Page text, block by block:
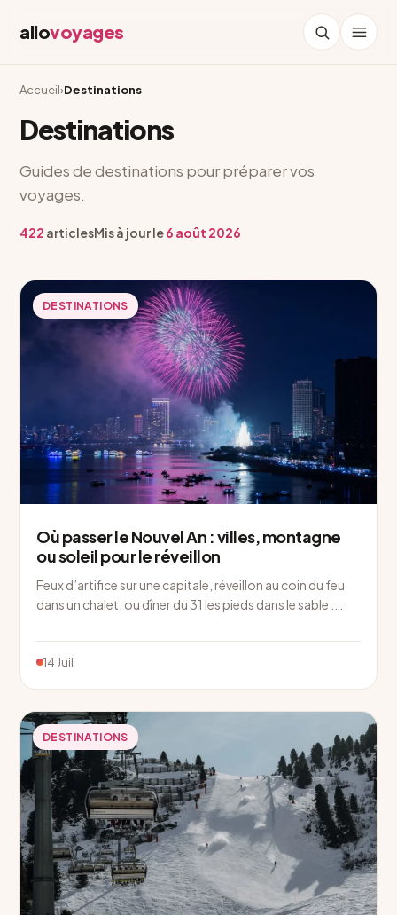
allovoyages
Accueil›Destinations
Destinations
Guides de destinations pour préparer vos
voyages.
422 articlesMis à jour le6 août 2026
DESTINATIONS
Où passer le Nouvel An : villes, montagne
ou soleil pour le réveillon
Feux d’artifice sur une capitale, réveillon au coin du feu
dans un chalet, ou dîner du 31 les pieds dans le sable :…
14 Juil
DESTINATIONS